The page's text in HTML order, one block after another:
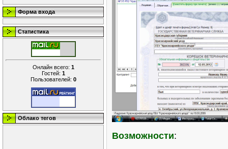
Форма входа
Статистика
Онлайн всего: 1
Гостей: 1
Пользователей: 0
Облако тегов
Возможности: